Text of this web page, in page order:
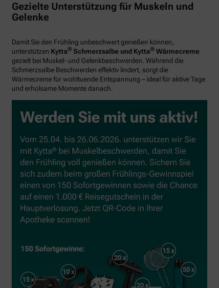
Gezielte Unterstützung für Muskeln und
Gelenke
Damit Sie den Frühling unbeschwert genießen können,
unterstützen Kytta® Schmerzsalbe und Kytta® Wärmecreme
gezielt bei Muskel- und Gelenkbeschwerden. Während die
Schmerzsalbe Beschwerden effektiv lindert, sorgt die
Wärmecreme für wohltuende Entspannung – ideal für aktive Tage
und erholsame Momente danach.